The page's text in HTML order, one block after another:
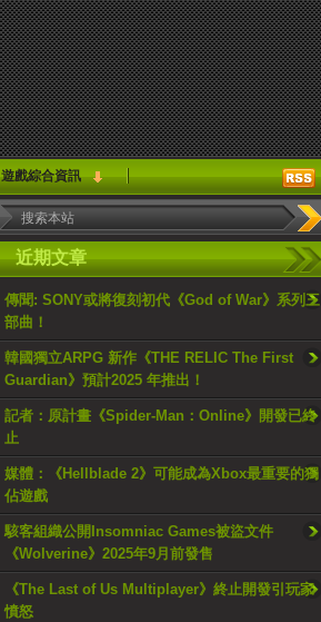
遊戲綜合資訊
近期文章
傳聞: SONY或將復刻初代《God of War》系列三
部曲！
韓國獨立ARPG 新作《THE RELIC The First
Guardian》預計2025 年推出！
記者：原計畫《Spider-Man：Online》開發已終
止
媒體：《Hellblade 2》可能成為Xbox最重要的獨
佔遊戲
駭客組織公開Insomniac Games被盜文件
《Wolverine》2025年9月前發售
《The Last of Us Multiplayer》終止開發引玩家
憤怒